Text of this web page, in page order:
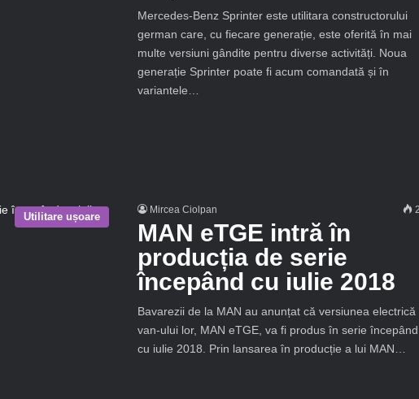
Mercedes-Benz Sprinter este utilitara constructorului
german care, cu fiecare generație, este oferită în mai
multe versiuni gândite pentru diverse activități. Noua
generație Sprinter poate fi acum comandată și în
variantele…
Utilitare ușoare
Mircea Ciolpan
MAN eTGE intră în
producția de serie
începând cu iulie 2018
Bavarezii de la MAN au anunțat că versiunea electrică
van-ului lor, MAN eTGE, va fi produs în serie începând
cu iulie 2018. Prin lansarea în producție a lui MAN…